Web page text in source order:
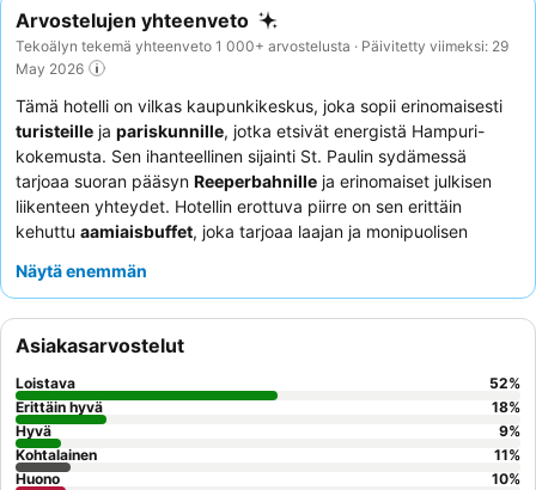
Arvostelujen yhteenveto
Tekoälyn tekemä yhteenveto 1 000+ arvostelusta · Päivitetty viimeksi: 29
May 2026
Tämä hotelli on vilkas kaupunkikeskus, joka sopii erinomaisesti
turisteille ja pariskunnille, jotka etsivät energistä Hampuri-
kokemusta. Sen ihanteellinen sijainti St. Paulin sydämessä
tarjoaa suoran pääsyn Reeperbahnille ja erinomaiset julkisen
liikenteen yhteydet. Hotellin erottuva piirre on sen erittäin
kehuttu aamiaisbuffet, joka tarjoaa laajan ja monipuolisen
henkilökunnan vieraanvaraista ja poikkeuksellisen avuliasta
arvostavat rauhallista yöunta, suositellaan puutarhaan päin
olevaa huonetta tehokkaan äänieristyksen ansiosta.
Näytä enemmän
Asiakasarvostelut
Loistava 52%
Erittäin hyvä
18%
Hyvä
9%
Kohtalainen
11%
Huono
10%